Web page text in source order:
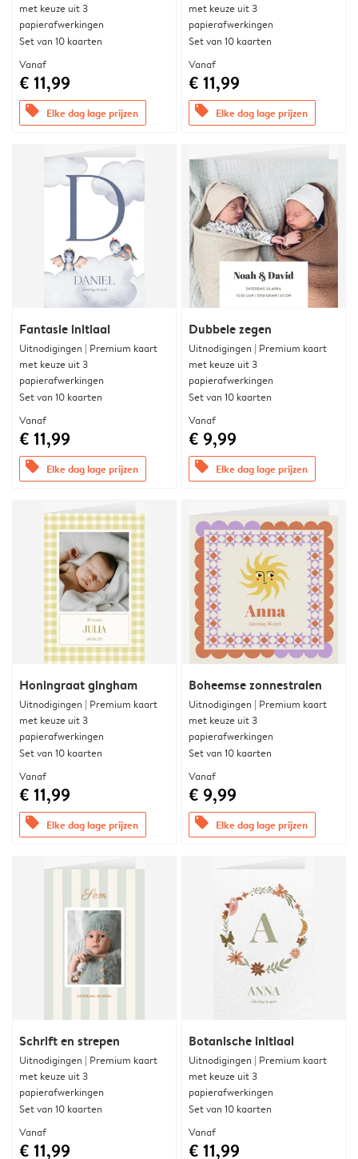
met keuze uit 3
papierafwerkingen
Set van 10 kaarten
Vanaf
€ 11,99
offers Elke dag lage prijzen
met keuze uit 3
papierafwerkingen
Set van 10 kaarten
Vanaf
€ 11,99
offers Elke dag lage prijzen
Fantasie initiaal
Uitnodigingen | Premium kaart
met keuze uit 3
papierafwerkingen
Set van 10 kaarten
Vanaf
€ 11,99
offers Elke dag lage prijzen
Dubbele zegen
Uitnodigingen | Premium kaart
met keuze uit 3
papierafwerkingen
Set van 10 kaarten
Vanaf
€ 9,99
offers Elke dag lage prijzen
Honingraat gingham
Uitnodigingen | Premium kaart
met keuze uit 3
papierafwerkingen
Set van 10 kaarten
Vanaf
€ 11,99
offers Elke dag lage prijzen
Boheemse zonnestralen
Uitnodigingen | Premium kaart
met keuze uit 3
papierafwerkingen
Set van 10 kaarten
Vanaf
€ 9,99
offers Elke dag lage prijzen
Schrift en strepen
Uitnodigingen | Premium kaart
met keuze uit 3
papierafwerkingen
Set van 10 kaarten
Vanaf
€ 11,99
Botanische initiaal
Uitnodigingen | Premium kaart
met keuze uit 3
papierafwerkingen
Set van 10 kaarten
Vanaf
€ 11,99